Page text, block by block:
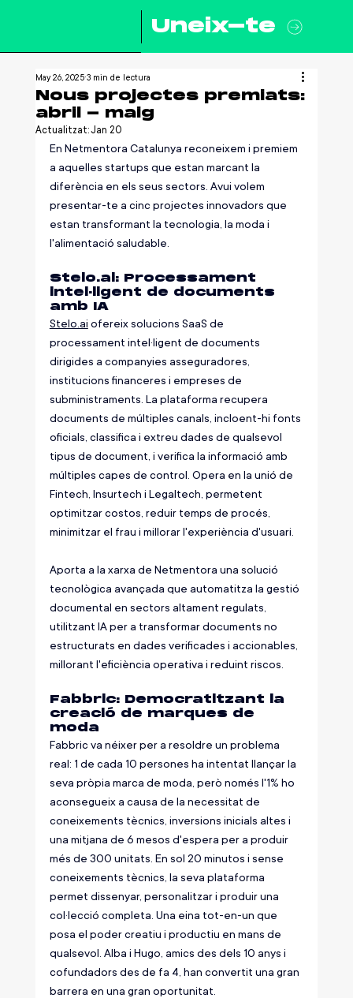
Uneix-te
Nous projectes premiats:
abril - maig
May 26, 2025 3 min de lectura
Actualitzat:Jan 20
En Netmentora Catalunya reconeixem i premiem
a aquelles startups que estan marcant la
diferència en els seus sectors. Avui volem
presentar-te a cinc projectes innovadors que
estan transformant la tecnologia, la moda i
l'alimentació saludable.
Stelo.ai: Processament
intel·ligent de documents
amb IA
Stelo.ai ofereix solucions SaaS de
processament intel·ligent de documents
dirigides a companyies asseguradores,
institucions financeres i empreses de
subministraments. La plataforma recupera
documents de múltiples canals, incloent-hi fonts
oficials, classifica i extreu dades de qualsevol
tipus de document, i verifica la informació amb
múltiples capes de control. Opera en la unió de
Fintech, Insurtech i Legaltech, permetent
optimitzar costos, reduir temps de procés,
minimitzar el frau i millorar l'experiència d'usuari.
Aporta a la xarxa de Netmentora una solució
tecnològica avançada que automatitza la gestió
documental en sectors altament regulats,
utilitzant IA per a transformar documents no
estructurats en dades verificades i accionables,
millorant l'eficiència operativa i reduint riscos.
Fabbric: Democratitzant la
creació de marques de
moda
Fabbric va néixer per a resoldre un problema
real: 1 de cada 10 persones ha intentat llançar la
seva pròpia marca de moda, però només l'1% ho
aconsegueix a causa de la necessitat de
coneixements tècnics, inversions inicials altes i
una mitjana de 6 mesos d'espera per a produir
més de 300 unitats. En sol 20 minutos i sense
coneixements tècnics, la seva plataforma
permet dissenyar, personalitzar i produir una
col·lecció completa. Una eina tot-en-un que
posa el poder creatiu i productiu en mans de
qualsevol. Alba i Hugo, amics des dels 10 anys i
cofundadors des de fa 4, han convertit una gran
barrera en una gran oportunitat.